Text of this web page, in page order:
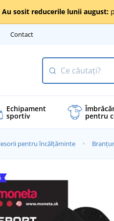
Au sosit reducerile lunii august:
Contact
Echipament
sportiv pentru
pentru încălțăminte